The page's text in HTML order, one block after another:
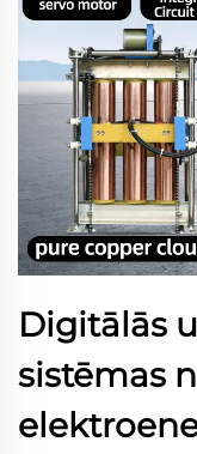
Digitālās
sistēmas